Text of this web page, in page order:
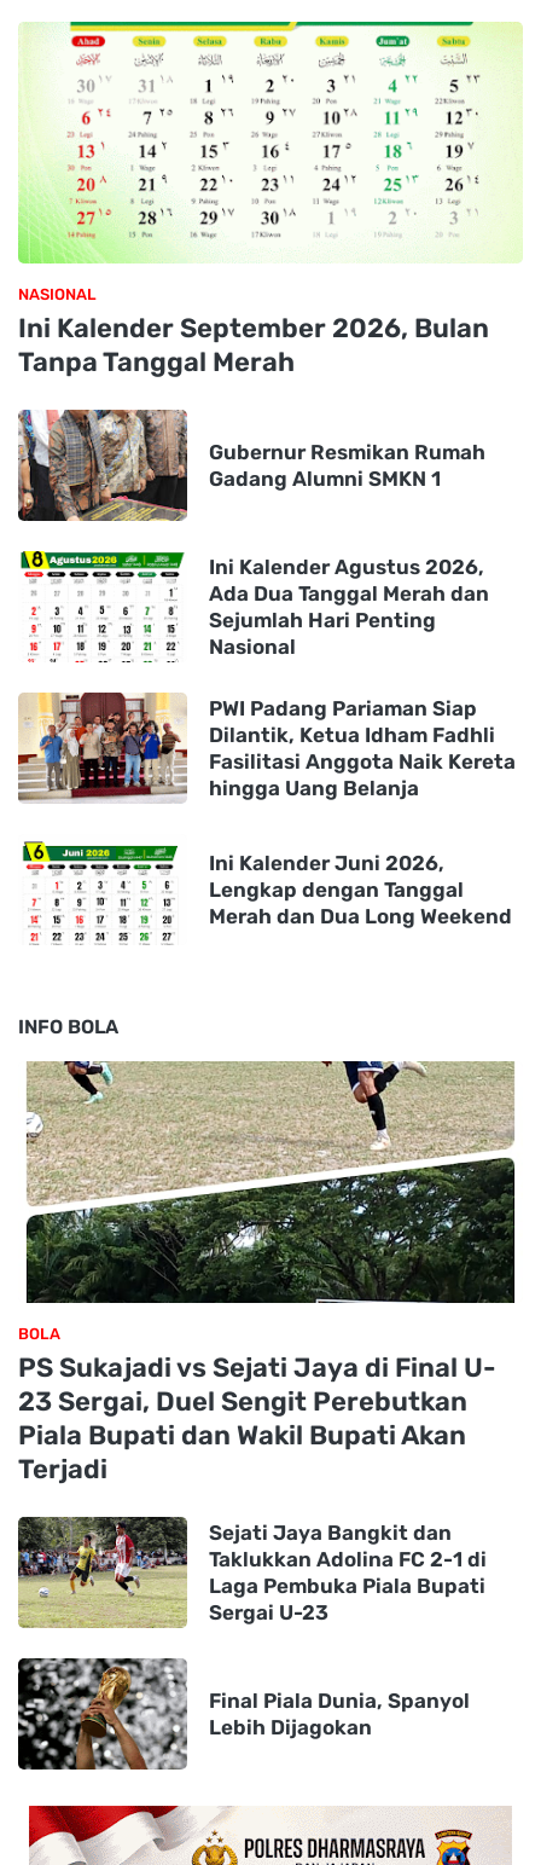
NASIONAL
Ini Kalender September 2026, Bulan
Tanpa Tanggal Merah
Gubernur Resmikan Rumah
Gadang Alumni SMKN 1
Ini Kalender Agustus 2026,
Ada Dua Tanggal Merah dan
Sejumlah Hari Penting
Nasional
PWI Padang Pariaman Siap
Dilantik, Ketua Idham Fadhli
Fasilitasi Anggota Naik Kereta
hingga Uang Belanja
Ini Kalender Juni 2026,
Lengkap dengan Tanggal
Merah dan Dua Long Weekend
INFO BOLA
BOLA
PS Sukajadi vs Sejati Jaya di Final U-
23 Sergai, Duel Sengit Perebutkan
Piala Bupati dan Wakil Bupati Akan
Terjadi
Sejati Jaya Bangkit dan
Taklukkan Adolina FC 2-1 di
Laga Pembuka Piala Bupati
Sergai U-23
Final Piala Dunia, Spanyol
Lebih Dijagokan